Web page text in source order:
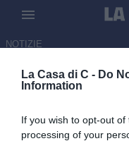
La Casa di C - Do
Information
If you wish to opt-out
processing of your
NOTIZIE
Pro
08.07.2026 20:55 di